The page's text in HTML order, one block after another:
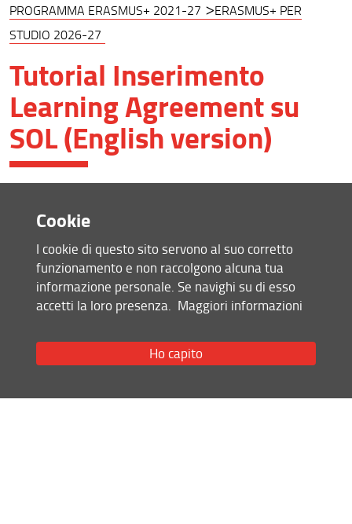
PROGRAMMA ERASMUS+ 2021-27
ERASMUS+ PER
STUDIO 2026-27
Tutorial Inserimento
Learning Agreement su
SOL (English version)
Mobilità internazionale
Programma Erasmus+ 2021-27
Mobilità Extra Europea per Studio
Tabelle di Conversione
Mobilità Erasmus Docenti - Teaching Staff Mobility
Incoming students
Double Degrees
Erasmus+ KA 107
Erasmus+ International credit mobility - KA171
BANDI ATTIVI
SUMMER/WINTER SCHOOLS
ultimo aggiornamento
27.04.2026
Mappa del sito
Cookie
I cookie di questo sito servono al suo corretto
funzionamento e non raccolgono alcuna tua
informazione personale. Se navighi su di esso
accetti la loro presenza. Maggiori informazioni
Ho capito